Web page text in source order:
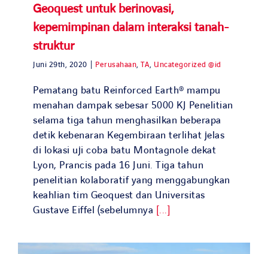
Geoquest untuk berinovasi,
kepemimpinan dalam interaksi tanah-
struktur
Juni 29th, 2020 Perusahaan, TA, Uncategorized @id
Pematang batu Reinforced Earth® mampu
menahan dampak sebesar 5000 KJ Penelitian
selama tiga tahun menghasilkan beberapa
detik kebenaran Kegembiraan terlihat jelas
di lokasi uji coba batu Montagnole dekat
Lyon, Prancis pada 16 Juni. Tiga tahun
penelitian kolaboratif yang menggabungkan
keahlian tim Geoquest dan Universitas
Gustave Eiffel (sebelumnya [...]